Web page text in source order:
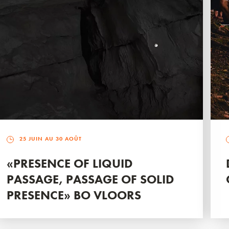
25 JUIN AU 30 AOÛT
«PRESENCE OF LIQUID
PASSAGE, PASSAGE OF SOLID
PRESENCE» BO VLOORS